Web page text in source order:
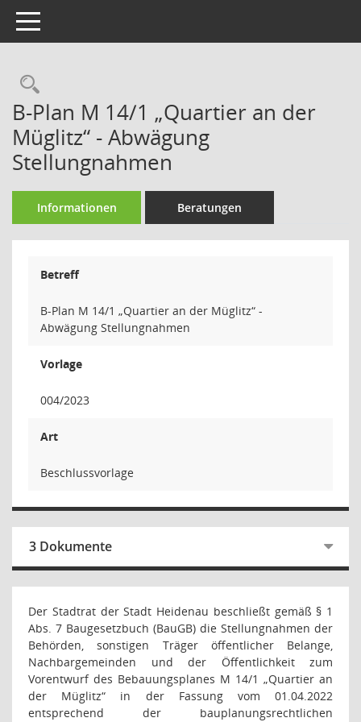
Toggle navigation
Rechercheauswahl
B-Plan M 14/1 „Quartier an der
Müglitz“ - Abwägung
Stellungnahmen
Informationen Beratungen
Betreff
B-Plan M 14/1 „Quartier an der Müglitz“ -
Abwägung Stellungnahmen
Vorlage
004/2023
Art
Beschlussvorlage
3 Dokumente
Der Stadtrat der Stadt Heidenau beschließt gemäß § 1
Abs. 7 Baugesetzbuch (BauGB) die Stellungnahmen der
Behörden, sonstigen Träger öffentlicher Belange,
Nachbargemeinden und der Öffentlichkeit zum
Vorentwurf des Bebauungsplanes M 14/1 „Quartier an
der Müglitz“ in der Fassung vom 01.04.2022
entsprechend der bauplanungsrechtlichen